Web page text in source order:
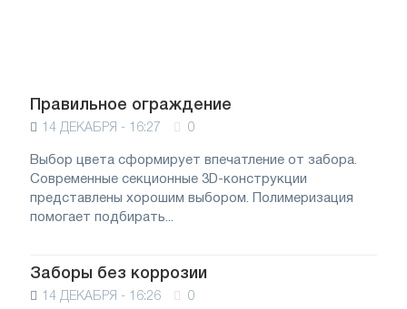
Правильное ограждение
14 ДЕКАБРЯ - 16:27 0
Выбор цвета сформирует впечатление от забора.
Современные секционные 3D-конструкции
представлены хорошим выбором. Полимеризация
помогает подбирать...
Заборы без коррозии
14 ДЕКАБРЯ - 16:26 0